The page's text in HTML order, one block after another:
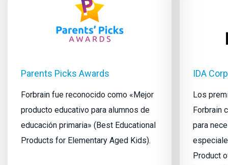
Parents Picks Awards
Forbrain fue reconocido como «Mejor
producto educativo para alumnos de
educación primaria» (Best Educational
Products for Elementary Aged Kids).
IDA
Los
Forbrain
para
Product